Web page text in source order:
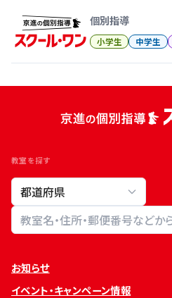
個別指導
小学生 中学生
教室を探す
教室検索
お知らせ
イベント・キャンペーン情報